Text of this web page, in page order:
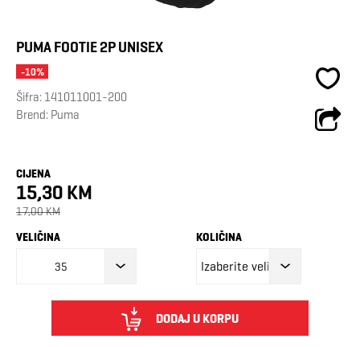
PUMA FOOTIE 2P UNISEX
-10%
Šifra: 141011001-200
Brend: Puma
CIJENA
15,30 KM
17,00 KM
VELIČINA
35
KOLIČINA
DODAJ U KORPU